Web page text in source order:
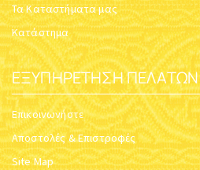
Τα Καταστήματα μας
Κατάστημα
ΕΞΥΠΗΡΈΤΗΣΗ ΠΕΛΑΤΏΝ
Επικοινωνήστε
Αποστολές & Επιστροφές
Site Map